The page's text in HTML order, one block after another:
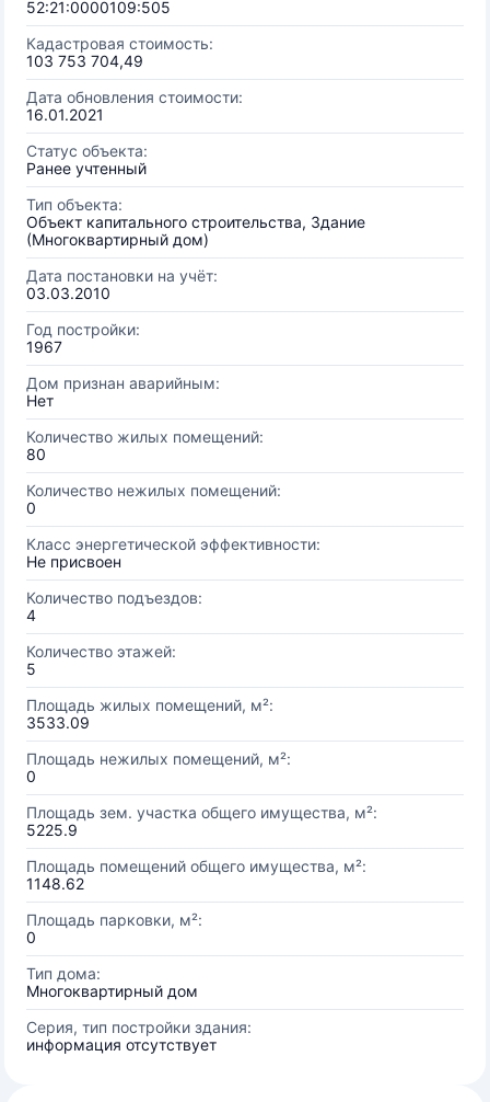
52:21:0000109:505
Кадастровая стоимость:
103 753 704,49
Дата обновления стоимости:
16.01.2021
Статус объекта:
Ранее учтенный
Тип объекта:
Объект капитального строительства, Здание
(Многоквартирный дом)
Дата постановки на учёт:
03.03.2010
Год постройки:
1967
Дом признан аварийным:
Нет
Количество жилых помещений:
80
Количество нежилых помещений:
0
Класс энергетической эффективности:
Не присвоен
Количество подъездов:
4
Количество этажей:
5
Площадь жилых помещений, м²:
3533.09
Площадь нежилых помещений, м²:
0
Площадь зем. участка общего имущества, м²:
5225.9
Площадь помещений общего имущества, м²:
1148.62
Площадь парковки, м²:
0
Тип дома:
Многоквартирный дом
Серия, тип постройки здания:
информация отсутствует